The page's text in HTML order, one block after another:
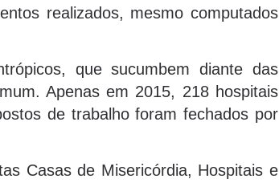
realizados, mesmo computados
que sucumbem diante das
Apenas em 2015, 218 hospitais
de trabalho foram fechados por
Casas de Misericórdia, Hospitais e